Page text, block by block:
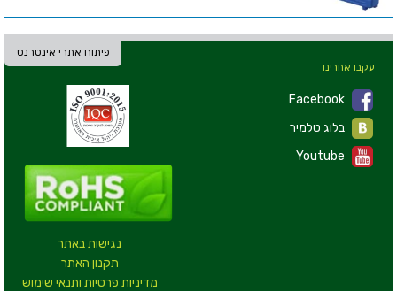
פיתוח אתרי אינטרנט
נגישות באתר
תקנון האתר
מדיניות פרטיות ותנאי שימוש
עקבו אחרינו
Facebook
Youtube